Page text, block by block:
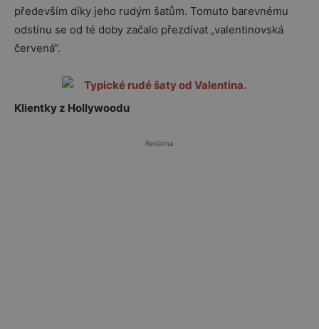
především díky jeho rudým šatům. Tomuto barevnému
odstínu se od té doby začalo přezdívat „valentinovská
červená“.
Klientky z Hollywoodu
Reklama